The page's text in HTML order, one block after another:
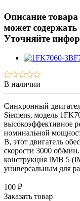
Описание товара
может
Уточняйте
В наличии
Синхронный
Siemens, модель
высокоэффективное
номинальной
В, этот двигатель
скорости 3000 об/
конструкция IMB 5
универсальным для
100 ₽
Заказать товар